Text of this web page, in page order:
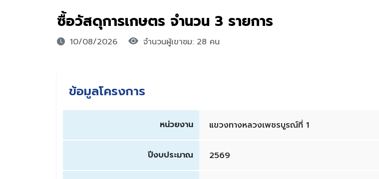
ซื้อวัสดุการเกษตร จำนวน 3 รายการ
10/08/2026 จำนวนผู้เขาชม: 28 คน
ข้อมูลโครงการ
หน่วยงาน แขวงทางหลวงเพชรบูรณ์ที่ 1
ปีงบประมาณ 2569